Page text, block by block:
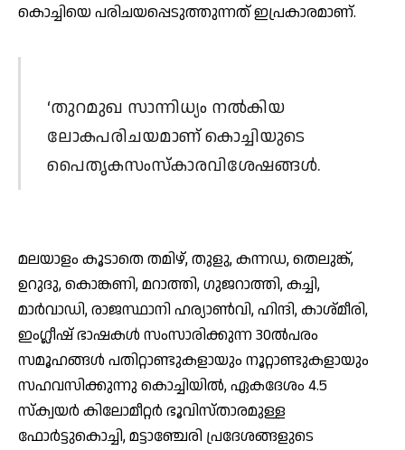
കൊച്ചിയെ പരിചയപ്പെടുത്തുന്നത് ഇപ്രകാരമാണ്.
‘തുറമുഖ സാന്നിധ്യം നല്‍കിയ
ലോകപരിചയമാണ് കൊച്ചിയുടെ
പൈതൃകസംസ്‌കാരവിശേഷങ്ങള്‍.
മലയാളം കൂടാതെ തമിഴ്, തുളു, കന്നഡ, തെലുങ്ക്,
ഉറുദു, കൊങ്കണി, മറാത്തി, ഗുജറാത്തി, കച്ചി,
മാര്‍വാഡി, രാജസ്ഥാനി ഹര്യാണ്‍വി, ഹിന്ദി, കാശ്മീരി,
ഇംഗ്ലീഷ് ഭാഷകള്‍ സംസാരിക്കുന്ന 30ല്‍പരം
സമൂഹങ്ങള്‍ പതിറ്റാണ്ടുകളായും നൂറ്റാണ്ടുകളായും
സഹവസിക്കുന്നു കൊച്ചിയില്‍, ഏകദേശം 4.5
സ്‌ക്വയര്‍ കിലോമീറ്റര്‍ ഭൂവിസ്താരമുള്ള
ഫോര്‍ട്ടുകൊച്ചി, മട്ടാഞ്ചേരി പ്രദേശങ്ങളുടെ